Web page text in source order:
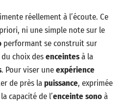
réellement à l’écoute. Ce
ni une simple note sur le
performant se construit sur
choix desenceintesà la
. Pour viser uneexpérience
de près lapuissance, exprimée
capacité de l’enceinte sonoà